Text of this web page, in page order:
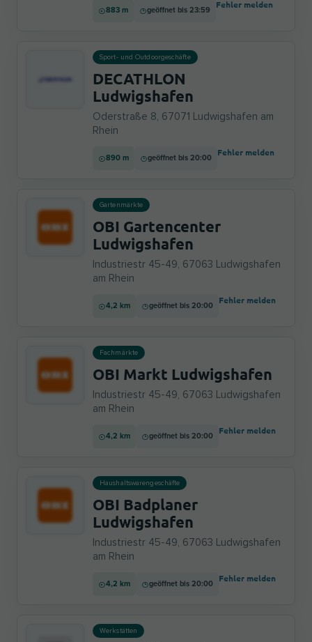
883 m geöffnet bis 23:59
Fehler melden
Sport- und Outdoorgeschäfte
DECATHLON
Ludwigshafen
Oderstraße 8, 67071 Ludwigshafen am
Rhein
890 m geöffnet bis 20:00
Fehler melden
Gartenmärkte
OBI Gartencenter
Ludwigshafen
Industriestr 45-49, 67063 Ludwigshafen
am Rhein
4,2 km geöffnet bis 20:00
Fehler melden
Fachmärkte
OBI Markt Ludwigshafen
Industriestr 45-49, 67063 Ludwigshafen
am Rhein
4,2 km geöffnet bis 20:00
Fehler melden
Haushaltswarengeschäfte
OBI Badplaner
Ludwigshafen
Industriestr 45-49, 67063 Ludwigshafen
am Rhein
4,2 km geöffnet bis 20:00
Fehler melden
Werkstätten